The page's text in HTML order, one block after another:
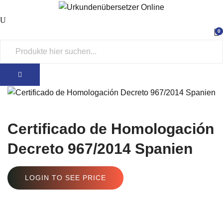
0
Certificado de Homologación
Decreto 967/2014 Spanien
LOGIN TO SEE PRICE